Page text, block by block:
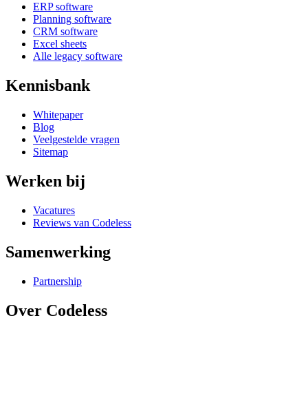
ERP software
Planning software
CRM software
Excel sheets
Alle legacy software
Kennisbank
Whitepaper
Blog
Veelgestelde vragen
Sitemap
Werken bij
Vacatures
Reviews van Codeless
Samenwerking
Partnership
Over Codeless